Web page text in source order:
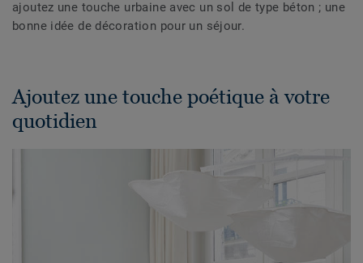
ajoutez une touche urbaine avec un sol de type béton ; une
bonne idée de décoration pour un séjour.
Ajoutez une touche poétique à votre
quotidien